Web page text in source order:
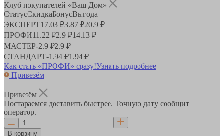
Клуб покупателей «Ваш Дом»
СтатусСкидкаБонусВыгода
ЭКСПЕРТ17.03 ₽3.87 ₽20.9 ₽
ПРОФИ11.22 ₽2.9 ₽14.13 ₽
МАСТЕР-2.9 ₽2.9 ₽
СТАНДАРТ-1.94 ₽1.94 ₽
Как стать «ПРОФИ» сразу!Узнать подробнее
Привезём
Привезём
Постараемся доставить быстрее. Точную дату сообщит
оператор.
В корзину